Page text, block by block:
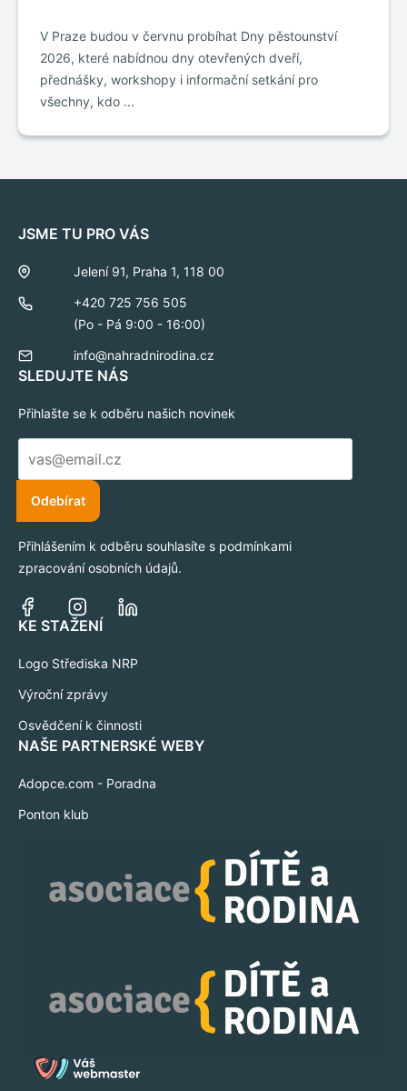
V Praze budou v červnu probíhat Dny pěstounství
2026, které nabídnou dny otevřených dveří,
přednášky, workshopy i informační setkání pro
všechny, kdo ...
JSME TU PRO VÁS
Jelení 91, Praha 1, 118 00
+420 725 756 505
(Po - Pá 9:00 - 16:00)
info@nahradnirodina.cz
SLEDUJTE NÁS
Přihlašte se k odběru našich novinek
E-
mail
Odebírat
Přihlášením k odběru souhlasíte s podmínkami
zpracování osobních údajů.
KE STAŽENÍ
Logo Střediska NRP
Výroční zprávy
Osvědčení k činnosti
NAŠE PARTNERSKÉ WEBY
Adopce.com - Poradna
Ponton klub